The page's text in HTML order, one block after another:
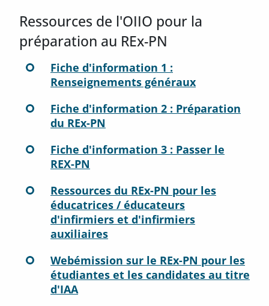
Ressources de l'OIIO pour la
préparation au REx-PN
Fiche d'information 1 :
Renseignements généraux
Fiche d'information 2 : Préparation
du REx-PN
Fiche d'information 3 : Passer le
REX-PN
Ressources du REx-PN pour les
éducatrices / éducateurs
d'infirmiers et d'infirmiers
auxiliaires
Webémission sur le REx-PN pour les
étudiantes et les candidates au titre
d'IAA